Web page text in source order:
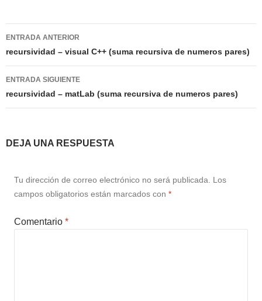
Navegación
de
entradas
ENTRADA ANTERIOR
recursividad – visual C++ (suma recursiva de numeros pares)
ENTRADA SIGUIENTE
recursividad – matLab (suma recursiva de numeros pares)
DEJA UNA RESPUESTA
Tu dirección de correo electrónico no será publicada.
Los
campos obligatorios están marcados con *
Comentario *